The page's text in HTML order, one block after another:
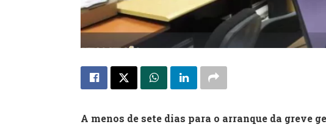
A menos de sete dias para o arranque da greve